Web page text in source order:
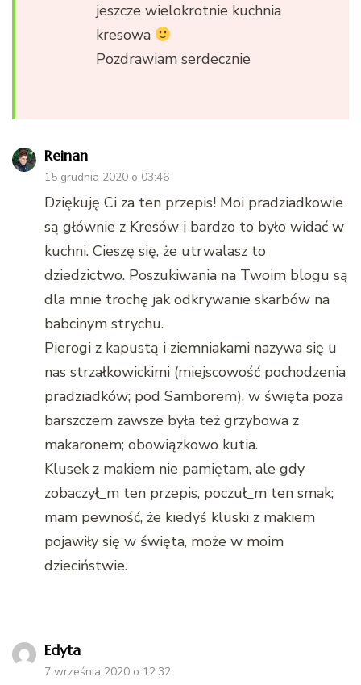
jeszcze wielokrotnie kuchnia
kresowa
Pozdrawiam serdecznie
Reinan
15 grudnia 2020 o 03:46
Dziękuję Ci za ten przepis! Moi pradziadkowie
są głównie z Kresów i bardzo to było widać w
kuchni. Cieszę się, że utrwalasz to
dziedzictwo. Poszukiwania na Twoim blogu są
dla mnie trochę jak odkrywanie skarbów na
babcinym strychu.
Pierogi z kapustą i ziemniakami nazywa się u
nas strzałkowickimi (miejscowość pochodzenia
pradziadków; pod Samborem), w święta poza
barszczem zawsze była też grzybowa z
makaronem; obowiązkowo kutia.
Klusek z makiem nie pamiętam, ale gdy
zobaczył_m ten przepis, poczuł_m ten smak;
mam pewność, że kiedyś kluski z makiem
pojawiły się w święta, może w moim
dzieciństwie.
Edyta
7 września 2020 o 12:32